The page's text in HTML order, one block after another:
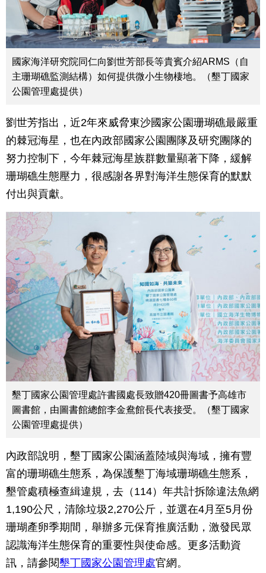
國家海洋研究院同仁向劉世芳部長等貴賓介紹ARMS（自
主珊瑚礁監測結構）如何提供微小生物棲地。（墾丁國家
公園管理處提供）
劉世芳指出，近2年來威脅東沙國家公園珊瑚礁最嚴重
的棘冠海星，也在內政部國家公園團隊及研究團隊的
努力控制下，今年棘冠海星族群數量顯著下降，緩解
珊瑚礁生態壓力，很感謝各界對海洋生態保育的默默
付出與貢獻。
墾丁國家公園管理處許書國處長致贈420冊圖書予高雄市
圖書館，由圖書館總館李金鴦館長代表接受。（墾丁國家
公園管理處提供）
內政部說明，墾丁國家公園涵蓋陸域與海域，擁有豐
富的珊瑚礁生態系，為保護墾丁海域珊瑚礁生態系，
墾管處積極查緝違規，去（114）年共計拆除違法魚網
1,190公尺，清除垃圾2,270公斤，並選在4月至5月份
珊瑚產卵季期間，舉辦多元保育推廣活動，激發民眾
認識海洋生態保育的重要性與使命感。更多活動資
訊，請參閱墾丁國家公園管理處官網。